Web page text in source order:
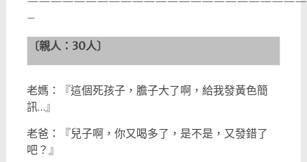
–
〔親人： 30人〕
老媽：『這個死孩子，膽子大了啊，給我發黃色簡
訊…』
老爸：『兒子啊，你又喝多了，是不是，又發錯了
吧？』